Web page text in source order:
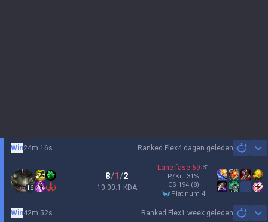
Ranked Flex4 dagen geleden
Win24m 16s
16
8/1/2
10.00:1 KDA
Lane fase 69:31
P/Kill 31 %
CS 194 (8)
platinum 4
Ranked Flex1 week geleden
Win42m 52s